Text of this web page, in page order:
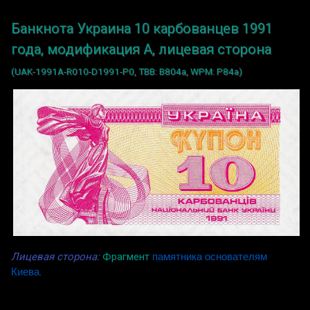
Банкнота Украина 10 карбованцев 1991
года, модификация A, лицевая сторона
(UAK-1991A-R010-D1991-P0, TBB: B804a, WPM: P84a)
Лицевая сторона:Фрагмент памятника основателям
Киева.